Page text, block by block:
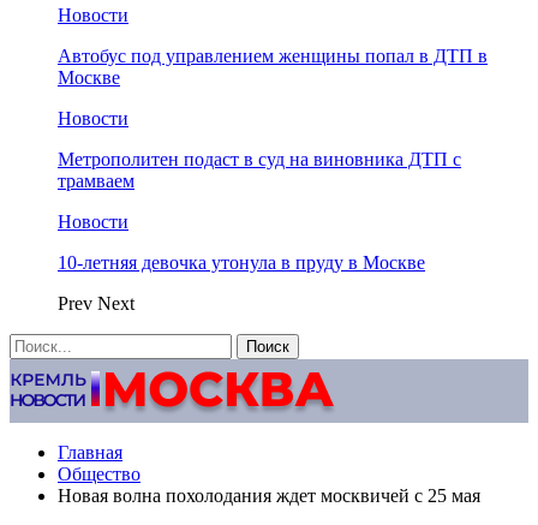
Новости
Автобус под управлением женщины попал в ДТП в
Москве
Новости
Метрополитен подаст в суд на виновника ДТП с
трамваем
Новости
10-летняя девочка утонула в пруду в Москве
Prev Next
Главная
Общество
Новая волна похолодания ждет москвичей с 25 мая